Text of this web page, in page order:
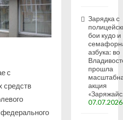
с
средств
Зарядка с
бои кудо и
азбука: во
прошла
акция
07.07.2026